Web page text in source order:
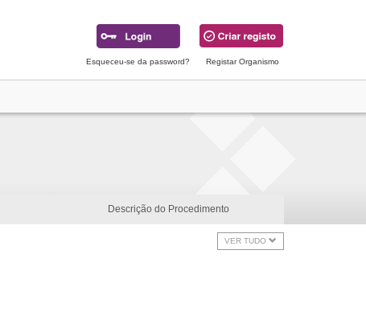
Esqueceu-se da password? Registar Organismo
Descrição do Procedimento
VER TUDO